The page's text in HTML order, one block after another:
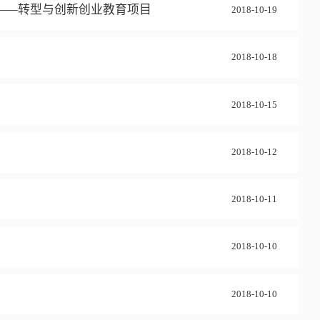
转型与创新创业教育项目 2018-10-19
2018-10-18
2018-10-15
2018-10-12
2018-10-11
2018-10-10
2018-10-10